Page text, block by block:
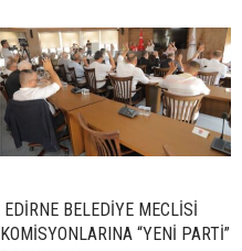
EDİRNE BELEDİYE MECLİSİ
KOMİSYONLARINA “YENİ PARTİ”